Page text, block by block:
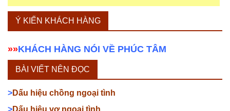
Ý KIẾN KHÁCH HÀNG
»»KHÁCH HÀNG NÓI VỀ PHÚC TÂM
BÀI VIẾT NÊN ĐỌC
>Dấu hiệu chồng ngoại tình
>Dấu hiệu vợ ngoại tình